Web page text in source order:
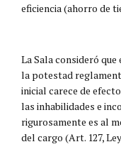
eficiencia (ahorro de
La Sala consideró
la potestad
inicial carece de
las inhabilidades e
rigurosamente es al
del cargo (Art. 127,